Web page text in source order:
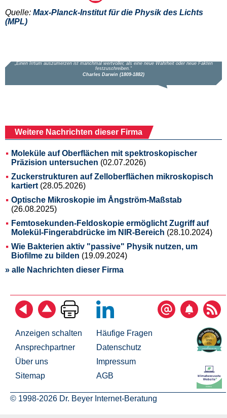
Quelle: Max-Planck-Institut für die Physik des Lichts
(MPL)
Weitere Nachrichten dieser Firma
Moleküle auf Oberflächen mit spektroskopischer
Präzision untersuchen (02.07.2026)
Zuckerstrukturen auf Zelloberflächen mikroskopisch
kartiert (28.05.2026)
Optische Mikroskopie im Ångström-Maßstab
(26.08.2025)
Femtosekunden-Feldoskopie ermöglicht Zugriff auf
Molekül-Fingerabdrücke im NIR-Bereich (28.10.2024)
Wie Bakterien aktiv "passive" Physik nutzen, um
Biofilme zu bilden (19.09.2024)
» alle Nachrichten dieser Firma
Anzeigen schalten
Ansprechpartner
Über uns
Sitemap
Häufige Fragen
Datenschutz
Impressum
AGB
© 1998-2026 Dr. Beyer Internet-Beratung